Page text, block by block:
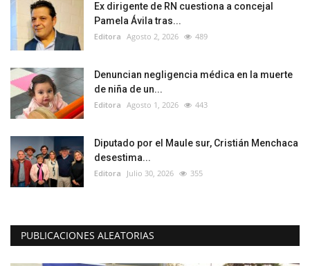
Ex dirigente de RN cuestiona a concejal
Pamela Ávila tras...
Editora Agosto 2, 2026 489
Denuncian negligencia médica en la muerte
de niña de un...
Editora Agosto 1, 2026 443
Diputado por el Maule sur, Cristián Menchaca
desestima...
Editora Julio 30, 2026 355
PUBLICACIONES ALEATORIAS